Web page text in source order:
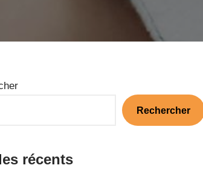
Rechercher
récents